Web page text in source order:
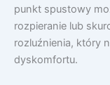
punkt spustowy
rozpieranie lub
rozluźnienia, który
dyskomfortu.